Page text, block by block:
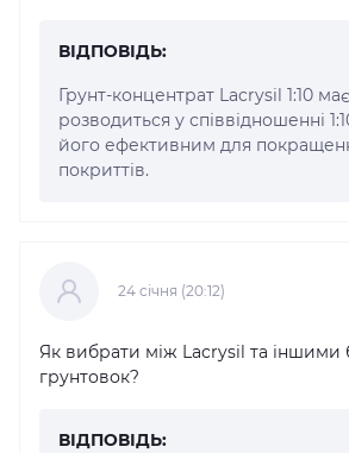
ВІДПОВІДЬ:
Грунт-концентрат Lacrysil 1:10
розводиться у співвідношенні
його ефективним для
покриттів.
24 cічня (20:12)
Як вибрати між Lacrysil та іншими
грунтовок?
ВІДПОВІДЬ: